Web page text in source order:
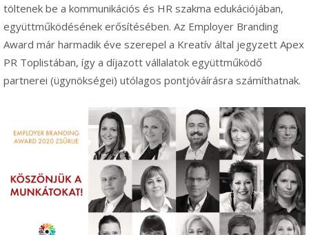
töltenek be a kommunikációs és HR szakma edukációjában,
együttműködésének erősítésében. Az Employer Branding
Award már harmadik éve szerepel a Kreatív által jegyzett Apex
PR Toplistában, így a díjazott vállalatok együttműködő
partnerei (ügynökségei) utólagos pontjóváírásra számíthatnak.